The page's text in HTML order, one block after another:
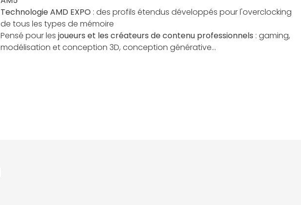
Technologie AMD EXPO : des profils étendus développés pour l'overclocking
de tous les types de mémoire
Pensé pour les joueurs et les créateurs de contenu professionnels : gaming,
modélisation et conception 3D, conception générative...